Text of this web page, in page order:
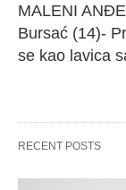
MALENI
Bursać (14)-
se kao lavica
RECENT POSTS